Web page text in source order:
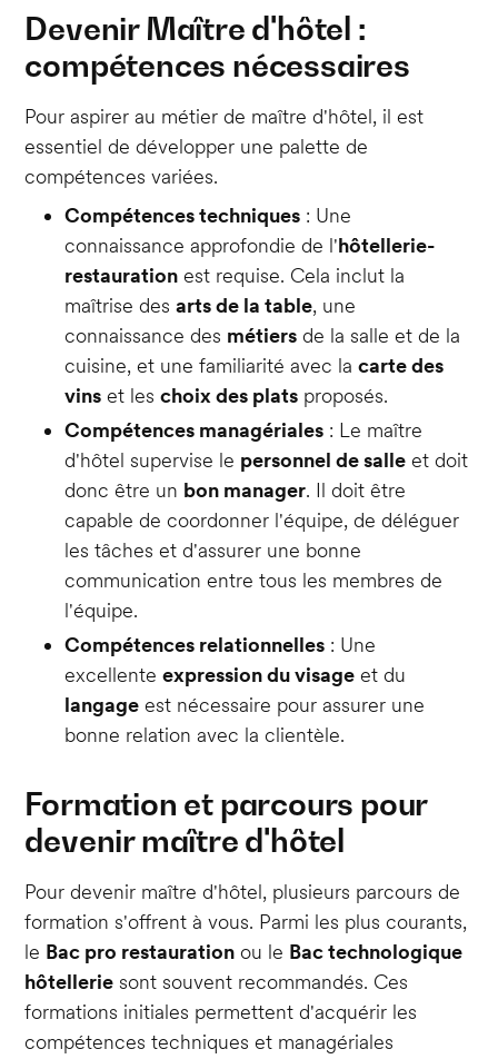
Devenir Maître d'hôtel :
compétences nécessaires
Pour aspirer au métier de maître d'hôtel, il est
essentiel de développer une palette de
compétences variées.
Compétences techniques : Une
connaissance approfondie de l'hôtellerie-
restauration est requise. Cela inclut la
maîtrise desarts de la table, une
connaissance des métiers de la salle et de la
cuisine, et une familiarité avec lacarte des
vins et leschoix des plats proposés.
Compétences managériales : Le maître
d'hôtel supervise le personnel de salle et doit
donc être un bon manager. Il doit être
capable de coordonner l'équipe, de déléguer
les tâches et d'assurer une bonne
communication entre tous les membres de
l'équipe.
Compétences relationnelles : Une
excellenteexpression du visage et du
langage est nécessaire pour assurer une
bonne relation avec la clientèle.
Formation et parcours pour
devenir maître d'hôtel
Pour devenir maître d'hôtel, plusieurs parcours de
formation s'offrent à vous. Parmi les plus courants,
le Bac pro restauration ou le Bac technologique
hôtellerie sont souvent recommandés. Ces
formations initiales permettent d'acquérir les
compétences techniques et managériales